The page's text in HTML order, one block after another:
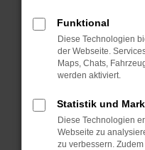
Fenster?
Starte dein
Das kann
Probleme zu
Betriebssystem
sind.
Veraltete
Funktional
Diese Technologien
der Webseite.
Maps, Chats,
werden aktiviert.
Statistik und
Diese Technologien
Webseite zu
zu verbessern.